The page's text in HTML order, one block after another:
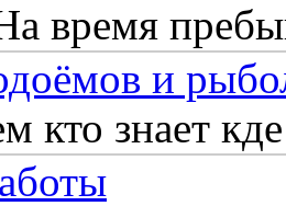
время
и
кто знает